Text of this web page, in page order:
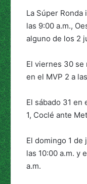
La Súper
las 9:00 a.m.,
alguno de los 2
El viernes 30 se
en el MVP 2 a
El sábado 31 en
1, Coclé ante
El domingo 1
las 10:00 a.m. y
a.m.